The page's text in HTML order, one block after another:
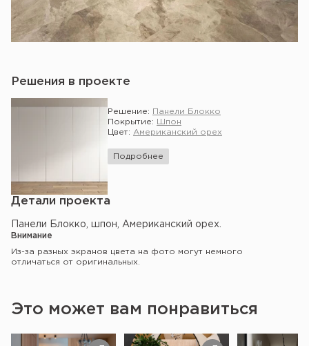
Решения в проекте
Решение:
Панели Блокко
Покрытие:
Шпон
Цвет: Американский орех
Подробнее
Детали проекта
Панели Блокко, шпон, Американский орех.
Внимание
Из-за разных экранов цвета на фото могут немного
отличаться от оригинальных.
Это может вам понравиться